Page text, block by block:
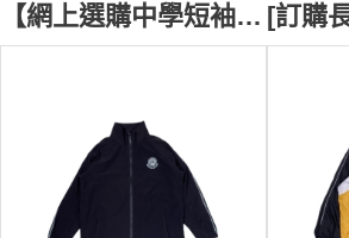
【網上選購中學短袖襯衫校服】｜吳祥川紀念中學｜香港現貨｜純白色經典設計｜標準翻領款式｜的確涼布料｜胸前口袋刺繡校徽｜現貨校服供應商 SSU-020